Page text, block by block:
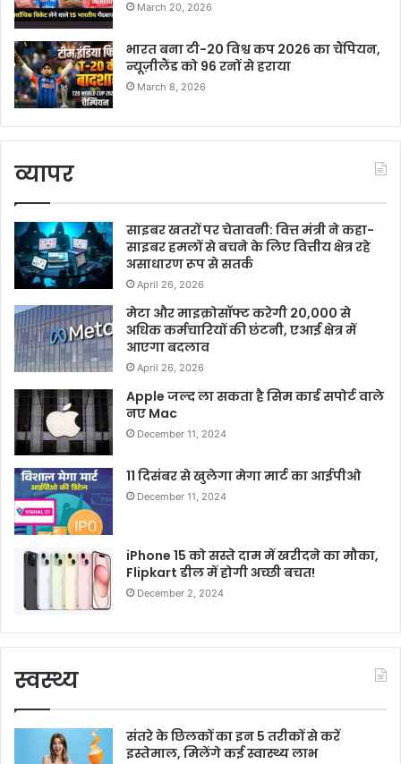
March 20, 2026
भारत बना टी-20 विश्व कप 2026 का चैंपियन,
न्यूज़ीलैंड को 96 रनों से हराया
March 8, 2026
व्यापर
साइबर खतरों पर चेतावनी: वित्त मंत्री ने कहा-
साइबर हमलों से बचने के लिए वित्तीय क्षेत्र रहे
असाधारण रूप से सतर्क
April 26, 2026
मेटा और माइक्रोसॉफ्ट करेगी 20,000 से
अधिक कर्मचारियों की छंटनी, एआई क्षेत्र में
आएगा बदलाव
April 26, 2026
Apple जल्द ला सकता है सिम कार्ड सपोर्ट वाले
नए Mac
December 11, 2024
11 दिसंबर से खुलेगा मेगा मार्ट का आईपीओ
December 11, 2024
iPhone 15 को सस्ते दाम में खरीदने का मौका,
Flipkart डील में होगी अच्छी बचत!
December 2, 2024
स्वस्थ्य
संतरे के छिलकों का इन 5 तरीकों से करें
इस्तेमाल, मिलेंगे कई स्वास्थ्य लाभ